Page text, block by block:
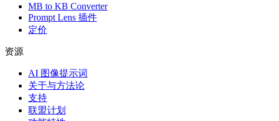
MB to KB Converter
Prompt Lens 插件
定价
资源
AI 图像提示词
关于与方法论
支持
联盟计划